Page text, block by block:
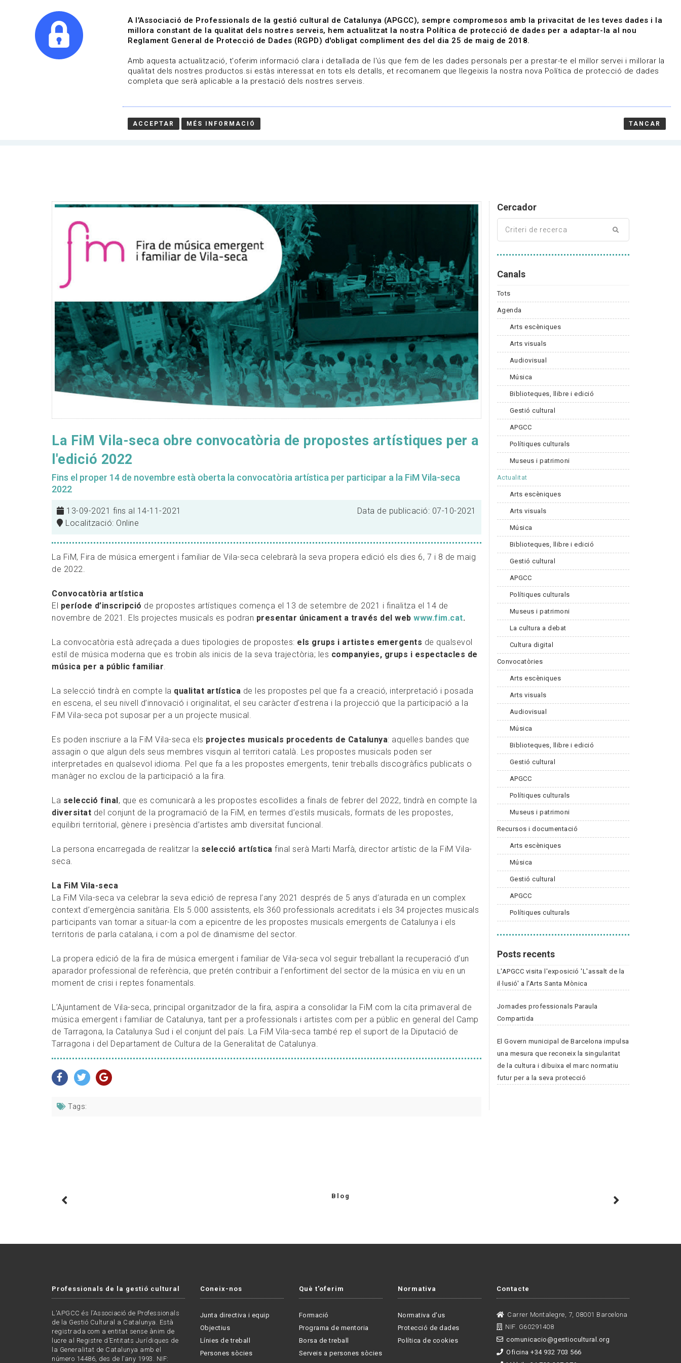
Qui som Línies de treball Projectes Serveis A qui representem Contacte
Actualitat | Música
13-09-2021 fins al 14-11-2021
La FiM Vila-seca obre convocatòria de propostes artístiques per a
l'edició 2022
Fins el proper 14 de novembre està oberta la convocatòria artística per participar a la FiM Vila-seca
2022
13-09-2021 fins al 14-11-2021
Localització: Online
Data de publicació: 07-10-2021
La FiM, Fira de música emergent i familiar de Vila-seca celebrarà la seva propera edició els dies 6, 7 i 8 de maig
de 2022.
Convocatòria artística
El període d’inscripció de propostes artístiques comença el 13 de setembre de 2021 i finalitza el 14 de
novembre de 2021. Els projectes musicals es podran presentar únicament a través del web www.fim.cat.
La convocatòria està adreçada a dues tipologies de propostes: els grups i artistes emergents de qualsevol
estil de música moderna que es trobin als inicis de la seva trajectòria; les companyies, grups i espectacles de
música per a públic familiar.
La selecció tindrà en compte la qualitat artística de les propostes pel que fa a creació, interpretació i posada
en escena, el seu nivell d’innovació i originalitat, el seu caràcter d’estrena i la projecció que la participació a la
FiM Vila-seca pot suposar per a un projecte musical.
Es poden inscriure a la FiM Vila-seca els projectes musicals procedents de Catalunya: aquelles bandes que
assagin o que algun dels seus membres visquin al territori català. Les propostes musicals poden ser
interpretades en qualsevol idioma. Pel que fa a les propostes emergents, tenir treballs discogràfics publicats o
manàger no exclou de la participació a la fira.
La selecció final , que es comunicarà a les propostes escollides a finals de febrer del 2022, tindrà en compte la
diversitat del conjunt de la programació de la FiM, en termes d’estils musicals, formats de les propostes,
equilibri territorial, gènere i presència d’artistes amb diversitat funcional.
La persona encarregada de realitzar la selecció artística final serà Marti Marfà, director artístic de la FiM Vila-
seca.
La FiM Vila-seca
La FiM Vila-seca va celebrar la seva edició de represa l’any 2021 després de 5 anys d’aturada en un complex
context d’emergència sanitària. Els 5.000 assistents, els 360 professionals acreditats i els 34 projectes musicals
participants van tornar a situar-la com a epicentre de les propostes musicals emergents de Catalunya i els
territoris de parla catalana, i com a pol de dinamisme del sector.
La propera edició de la fira de música emergent i familiar de Vila-seca vol seguir treballant la recuperació d’un
aparador professional de referència, que pretén contribuir a l’enfortiment del sector de la música en viu en un
moment de crisi i reptes fonamentals.
L’Ajuntament de Vila-seca, principal organitzador de la fira, aspira a consolidar la FiM com la cita primaveral de
música emergent i familiar de Catalunya, tant per a professionals i artistes com per a públic en general del Camp
de Tarragona, la Catalunya Sud i el conjunt del país. La FiM Vila-seca també rep el suport de la Diputació de
Tarragona i del Departament de Cultura de la Generalitat de Catalunya.
Tags:
Cercador
Canals
Tots
Agenda
Arts escèniques
Arts visuals
Audiovisual
Música
Biblioteques, llibre i edició
Gestió cultural
APGCC
Polítiques culturals
Museus i patrimoni
Actualitat
Arts escèniques
Arts visuals
Música
Biblioteques, llibre i edició
Gestió cultural
APGCC
Polítiques culturals
Museus i patrimoni
La cultura a debat
Cultura digital
Convocatòries
Arts escèniques
Arts visuals
Audiovisual
Música
Biblioteques, llibre i edició
Gestió cultural
APGCC
Polítiques culturals
Museus i patrimoni
Recursos i documentació
Arts escèniques
Música
Gestió cultural
APGCC
Polítiques culturals
Posts recents
L'APGCC visita l'exposició 'L'assalt de la
il·lusió' a l'Arts Santa Mònica
Jornades professionals Paraula
Compartida
El Govern municipal de Barcelona impulsa
una mesura que reconeix la singularitat
de la cultura i dibuixa el marc normatiu
futur per a la seva protecció
Blog
Professionals de la gestió cultural
L'APGCC és l’Associació de Professionals
de la Gestió Cultural a Catalunya. Està
registrada com a entitat sense ànim de
lucre al Registre d’Entitats Jurídiques de
la Generalitat de Catalunya amb el
número 14486, des de l’any 1993. NIF:
Coneix-nos
Junta directiva i equip
Objectius
Línies de treball
Persones sòcies
Què t'oferim
Formació
Programa de mentoria
Borsa de treball
Serveis a persones sòcies
Normativa
Normativa d'us
Protecció de dades
Política de cookies
Contacte
Carrer Montalegre, 7, 08001 Barcelona
NIF. G60291408
comunicacio@gestiocultural.org
Oficina +34 932 703 566
A l'Associació de Professionals de la gestió cultural de Catalunya (APGCC), sempre compromesos amb la privacitat de les teves dades i la
millora constant de la qualitat dels nostres serveis, hem actualitzat la nostra Política de protecció de dades per a adaptar-la al nou
Reglament General de Protecció de Dades (RGPD) d'obligat compliment des del dia 25 de maig de 2018.
Amb aquesta actualització, t'oferim informació clara i detallada de l'ús que fem de les dades personals per a prestar-te el millor servei i millorar la
qualitat dels nostres productos.si estàs interessat en tots els detalls, et recomanem que llegeixis la nostra nova Política de protecció de dades
completa que serà aplicable a la prestació dels nostres serveis.
ACCEPTAR MÉS INFORMACIÓ TANCAR